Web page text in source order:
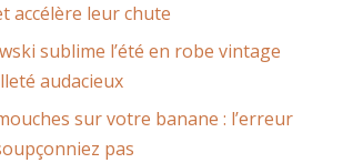
accélère leur chute
sublime l’été en robe vintage
audacieux
sur votre banane : l’erreur
pas